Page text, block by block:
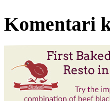
Komentari